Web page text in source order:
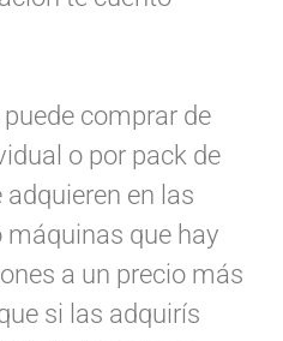
comprar de
o por pack de
adquieren en las
que hay
a un precio más
si las adquirís